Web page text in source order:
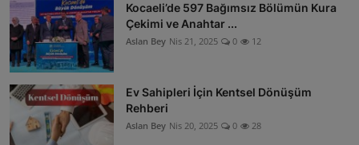
Kocaeli’de 597 Bağımsız Bölümün Kura
Çekimi ve Anahtar ...
Aslan Bey Nis 21, 2025 0 12
Ev Sahipleri İçin Kentsel Dönüşüm
Rehberi
Aslan Bey Nis 20, 2025 0 28